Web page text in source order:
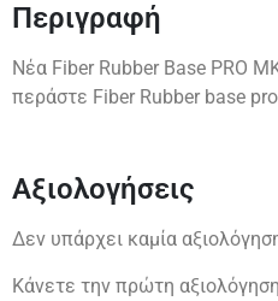
Περιγραφή
Νέα Fiber Rubber Base PRO
περάστε Fiber Rubber base
Αξιολογήσεις
Δεν υπάρχει καμία
Κάνετε την πρώτη